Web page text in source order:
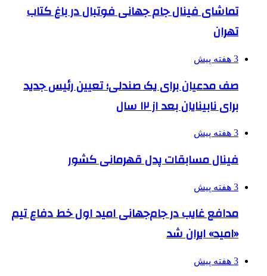
تماشای فینال جام جهانی فوتبال در باغ کتاب
تهران
3 هفته پیش
صف مدعیان برای یک صندلی؛ تعیین رئیس جدید
برای نابینایان بعد از ۱۲ سال
3 هفته پیش
فینال مسابقات پدل قهرمانی کشور
3 هفته پیش
مدافع غایب در جام‌جهانی امید اول خط دفاع تیم
«امید» ایران شد
3 هفته پیش